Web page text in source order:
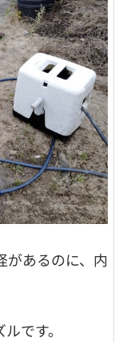
があるのに、内
です。